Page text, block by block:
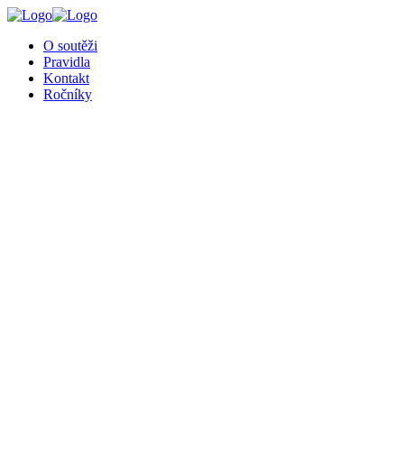
O soutěži
Pravidla
Kontakt
Ročníky